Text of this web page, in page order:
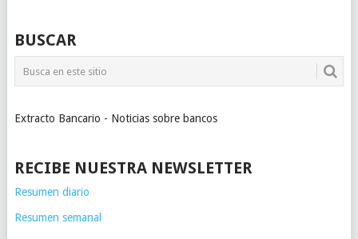
BUSCAR
Extracto Bancario - Noticias sobre bancos
RECIBE NUESTRA NEWSLETTER
Resumen diario
Resumen semanal